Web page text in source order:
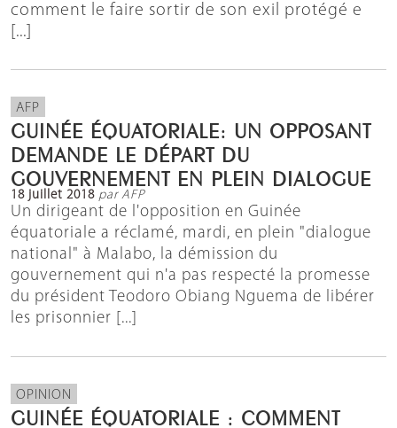
comment le faire sortir de son exil protégé e
[...]
AFP
GUINÉE ÉQUATORIALE: UN OPPOSANT
DEMANDE LE DÉPART DU
GOUVERNEMENT EN PLEIN DIALOGUE
18 juillet 2018 par AFP
Un dirigeant de l'opposition en Guinée
équatoriale a réclamé, mardi, en plein "dialogue
national" à Malabo, la démission du
gouvernement qui n'a pas respecté la promesse
du président Teodoro Obiang Nguema de libérer
les prisonnier [...]
OPINION
GUINÉE ÉQUATORIALE : COMMENT